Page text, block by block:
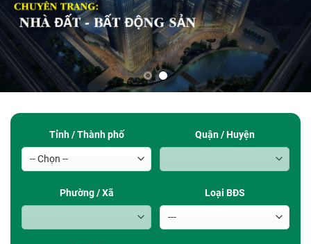
Tỉnh / Thành phố Quận / Huyện
Phường / Xã Loại BĐS